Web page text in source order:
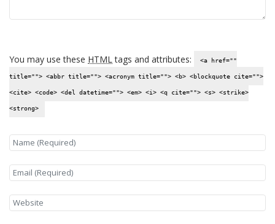
You may use these HTML tags and attributes: <a href=""
title=""> <abbr title=""> <acronym title=""> <b> <blockquote cite="">
<cite> <code> <del datetime=""> <em> <i> <q cite=""> <s> <strike>
<strong>